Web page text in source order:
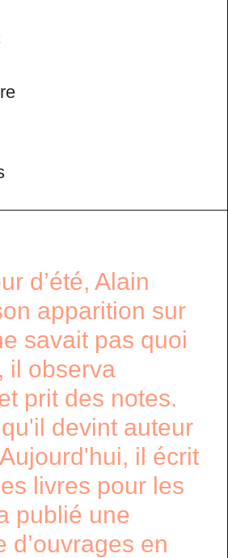
d’été, Alain
apparition sur
savait pas quoi
il observa
prit des notes.
devint auteur
il écrit
livres pour les
publié une
d’ouvrages en